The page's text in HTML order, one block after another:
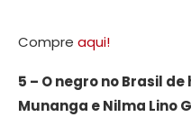
Compre aqui!
5 – O negro no Brasil
Munanga e Nilma Lino